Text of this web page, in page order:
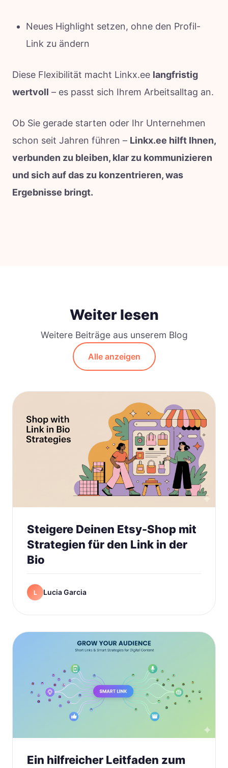
Neues Highlight setzen, ohne den Profil-
Link zu ändern
Diese Flexibilität macht Linkx.ee langfristig
wertvoll – es passt sich Ihrem Arbeitsalltag an.
Ob Sie gerade starten oder Ihr Unternehmen
schon seit Jahren führen – Linkx.ee hilft Ihnen,
verbunden zu bleiben, klar zu kommunizieren
und sich auf das zu konzentrieren, was
Ergebnisse bringt.
Weiter lesen
Weitere Beiträge aus unserem Blog
Alle anzeigen
Steigere Deinen Etsy-Shop mit
Strategien für den Link in der
Bio
L Lucia Garcia
Ein hilfreicher Leitfaden zum